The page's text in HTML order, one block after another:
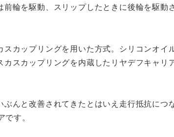
輪を駆動、スリップしたときに後輪を駆動
カップリングを用いた方式。シリコンオイ
スカップリングを内蔵したリヤデフキャリ
んと改善されてきたとはいえ走行抵抗につ
す。